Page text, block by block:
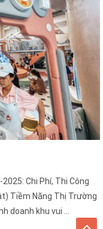
Chi Phí, Thi Công
Tiềm Năng Thị Trường
doanh khu vui ...